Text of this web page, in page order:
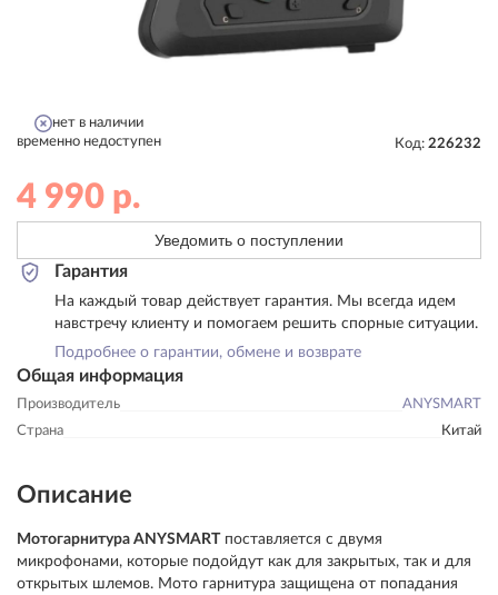
Общая информация
Производитель
ANYSMART
Страна
Китай
нет в наличии
временно недоступен
Код: 226232
4 990 р.
Уведомить о поступлении
Гарантия
На каждый товар действует гарантия. Мы всегда идем
навстречу клиенту и помогаем решить спорные ситуации.
Подробнее о гарантии, обмене и возврате
Описание
Мотогарнитура ANYSMART поставляется с двумя
микрофонами, которые подойдут как для закрытых, так и для
открытых шлемов. Мото гарнитура защищена от попадания